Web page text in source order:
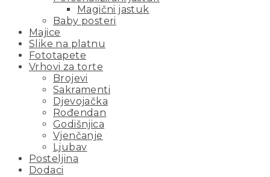
Magični jastuk
Baby posteri
Majice
Slike na platnu
Fototapete
Vrhovi za torte
Brojevi
Sakramenti
Djevojačka
Rođendan
Godišnjica
Vjenčanje
Ljubav
Posteljina
Dodaci